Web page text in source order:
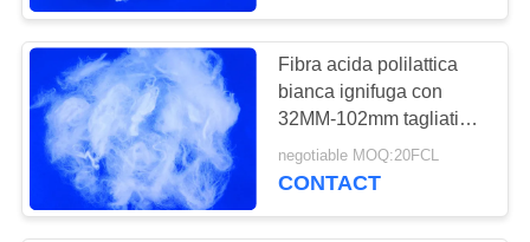
CONTROLLO
QUALITÀ
CONTATTICI
Fibra di poliestere
cationica
Fibra acida polilattica
bianca ignifuga con
32MM-102mm tagliati
lunghezza
negotiable MOQ:20FCL
CONTACT